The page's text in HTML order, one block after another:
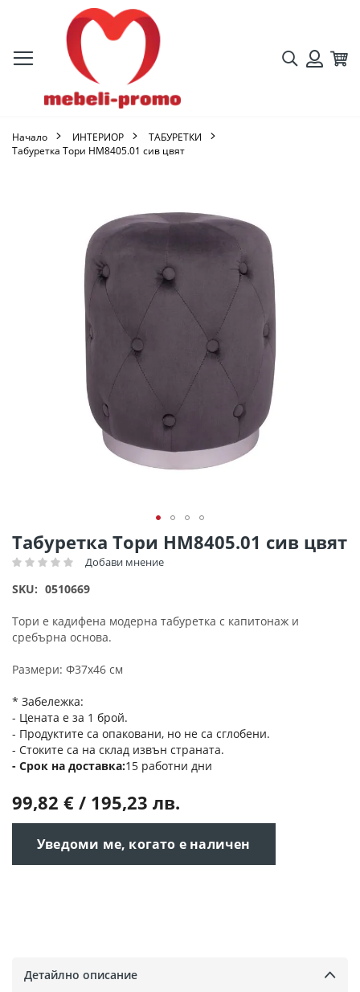
Търсене
Начало ИНТЕРИОР
ТАБУРЕТКИ
Табуретка Тори HM8405.01 сив цвят
Табуретка Тори HM8405.01 сив цвят
Рейтинг: Добави мнение
SKU 0510669
Тори е кадифена модерна табуретка с капитонаж и
сребърна основа.
Размери: Φ37х46 см
* Забележка:
- Цената е за 1 брой.
- Продуктите са опаковани, но не са сглобени.
- Стоките са на склад извън страната.
Срок на доставка 15 работни дни
99,82 € / 195,23 лв.
Уведоми ме, когато е наличен
изображенията
Преминете
към
началото
на
със
снимки
Детайлно описание